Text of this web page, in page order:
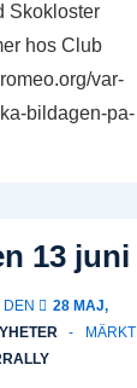
Skokloster
hos Club
var-
bildagen-pa-
13 juni
DEN
28 MAJ,
MÄRKT